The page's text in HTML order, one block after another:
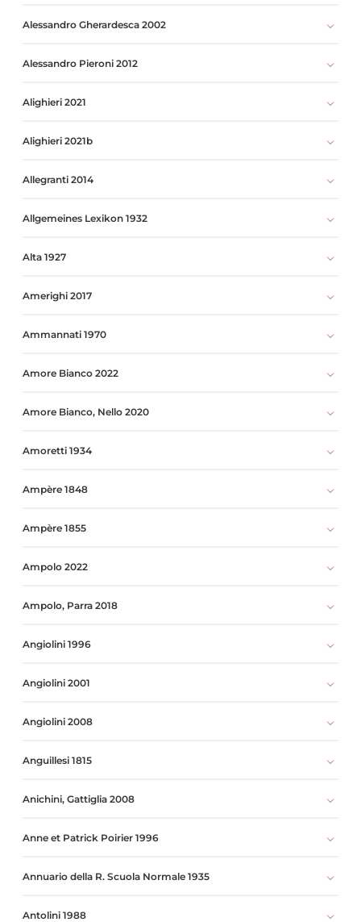
Alessandro Gherardesca 2002
Alessandro Pieroni 2012
Alighieri 2021
Alighieri 2021b
Allegranti 2014
Allgemeines Lexikon 1932
Alta 1927
Amerighi 2017
Ammannati 1970
Amore Bianco 2022
Amore Bianco, Nello 2020
Amoretti 1934
Ampère 1848
Ampère 1855
Ampolo 2022
Ampolo, Parra 2018
Angiolini 1996
Angiolini 2001
Angiolini 2008
Anguillesi 1815
Anichini, Gattiglia 2008
Anne et Patrick Poirier 1996
Annuario della R. Scuola Normale 1935
Antolini 1988